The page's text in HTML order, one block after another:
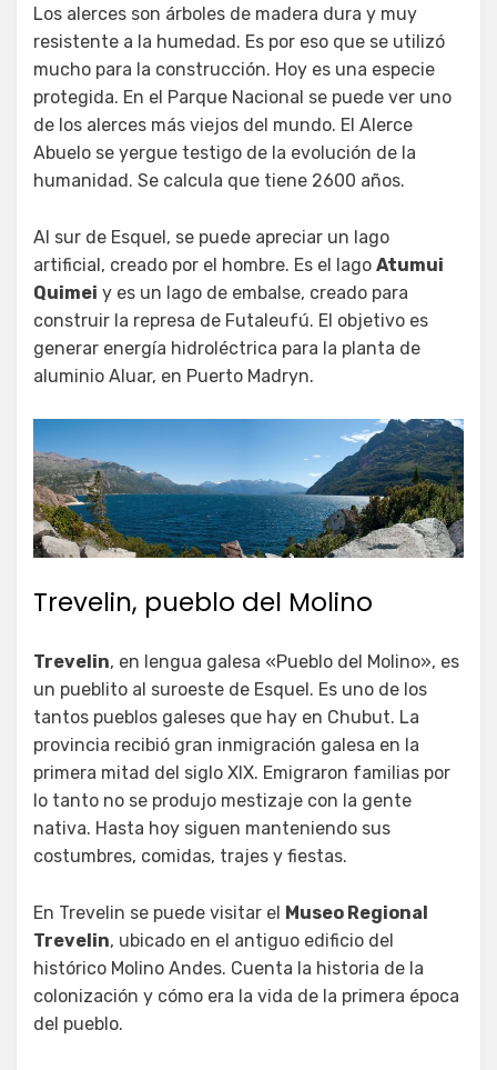
Los alerces son árboles de madera dura y muy
resistente a la humedad. Es por eso que se utilizó
mucho para la construcción. Hoy es una especie
protegida. En el Parque Nacional se puede ver uno
de los alerces más viejos del mundo. El Alerce
Abuelo se yergue testigo de la evolución de la
humanidad. Se calcula que tiene 2600 años.
Al sur de Esquel, se puede apreciar un lago
artificial, creado por el hombre. Es el lago Atumui
Quimei y es un lago de embalse, creado para
construir la represa de Futaleufú. El objetivo es
generar energía hidroléctrica para la planta de
aluminio Aluar, en Puerto Madryn.
Trevelin, pueblo del Molino
Trevelin, en lengua galesa «Pueblo del Molino», es
un pueblito al suroeste de Esquel. Es uno de los
tantos pueblos galeses que hay en Chubut. La
provincia recibió gran inmigración galesa en la
primera mitad del siglo XIX. Emigraron familias por
lo tanto no se produjo mestizaje con la gente
nativa. Hasta hoy siguen manteniendo sus
costumbres, comidas, trajes y fiestas.
En Trevelin se puede visitar el Museo Regional
Trevelin, ubicado en el antiguo edificio del
histórico Molino Andes. Cuenta la historia de la
colonización y cómo era la vida de la primera época
del pueblo.